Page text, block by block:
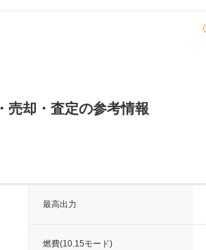
売却・査定の参考情報
最高出力
燃費(10.15モード)